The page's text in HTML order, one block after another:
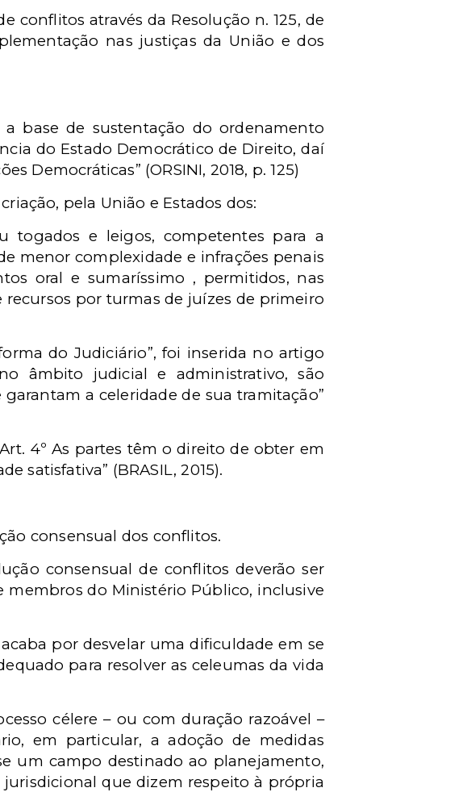
conflitos através da Resolução n. 125, de
nas justiças da União e dos
base de sustentação do ordenamento
do Estado Democrático de Direito, daí
Democráticas” (ORSINI, 2018, p. 125)
pela União e Estados dos:
togados e leigos, competentes para a
menor complexidade e infrações penais
oral e sumaríssimo , permitidos, nas
por turmas de juízes de primeiro
do Judiciário”, foi inserida no artigo
âmbito judicial e administrativo, são
a celeridade de sua tramitação”
4º As partes têm o direito de obter em
satisfativa” (BRASIL, 2015).
consensual dos conflitos.
consensual de conflitos deverão ser
membros do Ministério Público, inclusive
por desvelar uma dificuldade em se
para resolver as celeumas da vida
célere – ou com duração razoável –
em particular, a adoção de medidas
um campo destinado ao planejamento,
que dizem respeito à própria